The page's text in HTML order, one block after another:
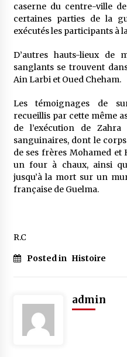
caserne du centre-ville
certaines parties de la
exécutés les participants à
D’autres hauts-lieux de
sanglants se trouvent
Ain Larbi et Oued Cheham.
Les témoignages de
recueillis par cette même
de l’exécution de
sanguinaires, dont le
de ses frères Mohamed et
un four à chaux, ainsi
jusqu’à la mort sur un
française de Guelma.
R.C
Posted in Histoire
admin